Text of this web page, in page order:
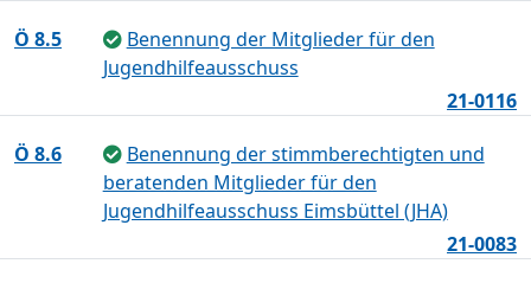
Ö 8.5
Benennung der Mitglieder für den
Jugendhilfeausschuss
21-0116
Ö 8.6
Benennung der stimmberechtigten und
beratenden Mitglieder für den
Jugendhilfeausschuss Eimsbüttel (JHA)
21-0083